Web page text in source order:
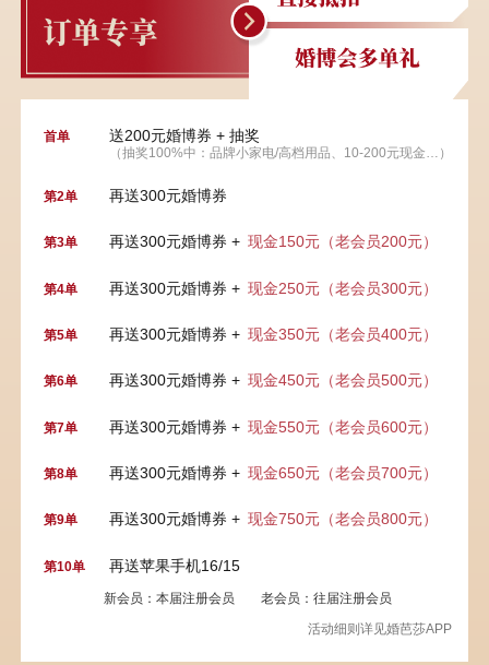
首单 送200元婚博券 + 抽奖
（抽奖100%中：品牌小家电/高档用品、10-200元现金…）
第2单 再送300元婚博券
第3单 再送300元婚博券 + 现金150元（老会员200元）
第4单 再送300元婚博券 + 现金250元（老会员300元）
第5单 再送300元婚博券 + 现金350元（老会员400元）
第6单 再送300元婚博券 + 现金450元（老会员500元）
第7单 再送300元婚博券 + 现金550元（老会员600元）
第8单 再送300元婚博券 + 现金650元（老会员700元）
第9单 再送300元婚博券 + 现金750元（老会员800元）
第10单 再送苹果手机16/15
新会员：本届注册会员 老会员：往届注册会员
活动细则详见婚芭莎APP